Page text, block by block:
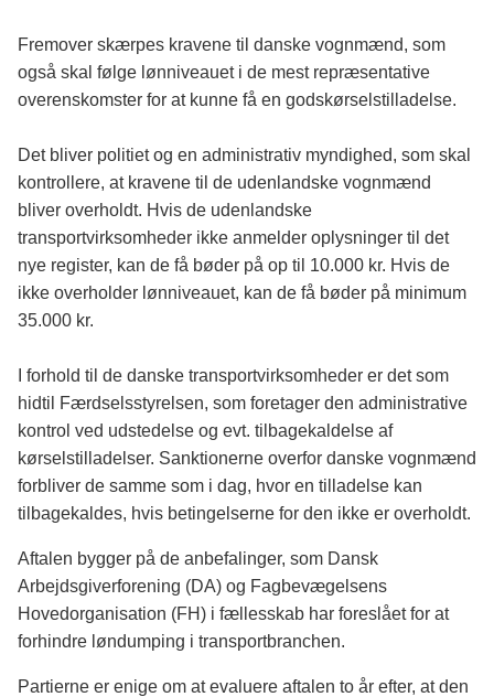
Fremover skærpes kravene til danske vognmænd, som
også skal følge lønniveauet i de mest repræsentative
overenskomster for at kunne få en godskørselstilladelse.
Det bliver politiet og en administrativ myndighed, som skal
kontrollere, at kravene til de udenlandske vognmænd
bliver overholdt. Hvis de udenlandske
transportvirksomheder ikke anmelder oplysninger til det
nye register, kan de få bøder på op til 10.000 kr. Hvis de
ikke overholder lønniveauet, kan de få bøder på minimum
35.000 kr.
I forhold til de danske transportvirksomheder er det som
hidtil Færdselsstyrelsen, som foretager den administrative
kontrol ved udstedelse og evt. tilbagekaldelse af
kørselstilladelser. Sanktionerne overfor danske vognmænd
forbliver de samme som i dag, hvor en tilladelse kan
tilbagekaldes, hvis betingelserne for den ikke er overholdt.
Aftalen bygger på de anbefalinger, som Dansk
Arbejdsgiverforening (DA) og Fagbevægelsens
Hovedorganisation (FH) i fællesskab har foreslået for at
forhindre løndumping i transportbranchen.
Partierne er enige om at evaluere aftalen to år efter, at den